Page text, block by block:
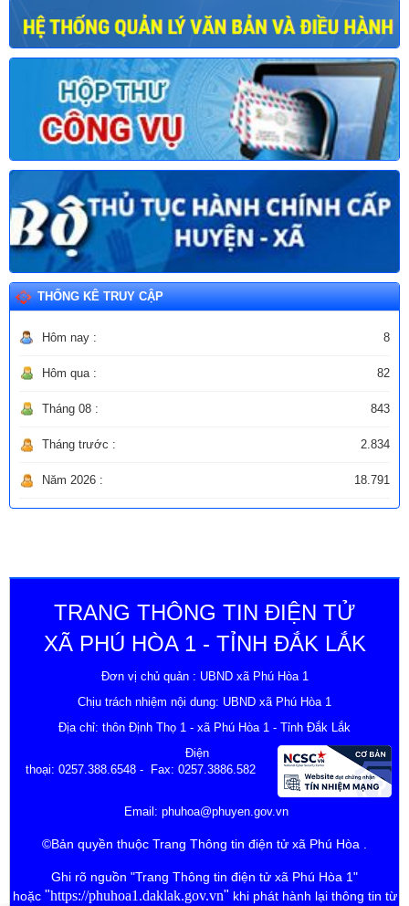
THỐNG KÊ TRUY CẬP
Hôm nay : 8
Hôm qua : 82
Tháng 08 : 843
Tháng trước : 2.834
Năm 2026 : 18.791
TRANG THÔNG TIN ĐIỆN TỬ
XÃ PHÚ HÒA 1 - TỈNH ĐẮK LẮK
Đơn vị chủ quản : UBND xã Phú Hòa 1
Chịu trách nhiệm nội dung: UBND xã Phú Hòa 1
Địa chỉ: thôn Định Thọ 1 - xã Phú Hòa 1 - Tỉnh Đắk Lắk
Điện
thoại: 0257.388.6548- Fax: 0257.3886.582
Email: phuhoa@phuyen.gov.vn
©Bản quyền thuộc Trang Thông tin điện tử xã Phú Hòa .
Ghi rõ nguồn "Trang Thông tin điện tử xã Phú Hòa 1"
hoặc "https://phuhoa1.daklak.gov.vn" khi phát hành lại thông tin từ